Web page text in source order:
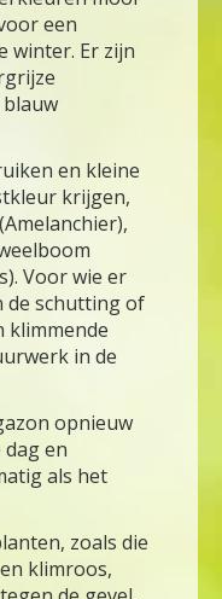
een
winter. Er zijn
en kleine
krijgen,
Voor wie er
de schutting of
klimmende
in de
opnieuw
en
als het
zoals die
klimroos,